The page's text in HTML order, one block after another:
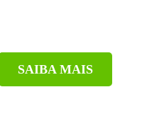
SAIBA MAIS